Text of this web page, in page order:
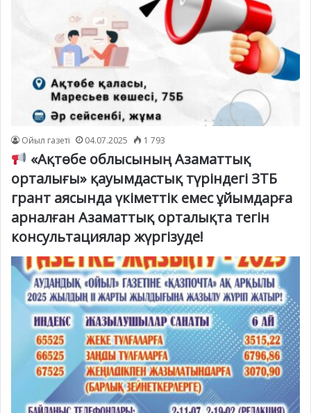
Ойыл газеті 04.07.2025 1 793
«Ақтөбе облысының Азаматтық
орталығы» қауымдастық түріндегі ЗТБ
грант аясында үкіметтік емес ұйымдарға
арналған Азаматтық орталықта тегін
консультациялар жүргізуде!